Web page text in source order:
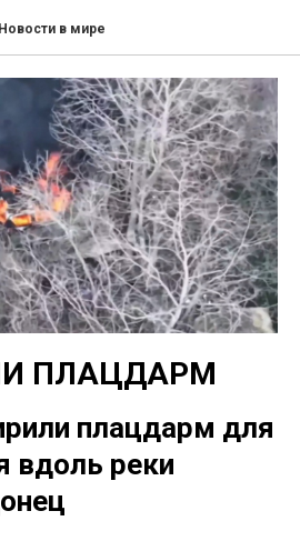
Новости в мире
ПЛАЦДАРМ
плацдарм для
вдоль реки